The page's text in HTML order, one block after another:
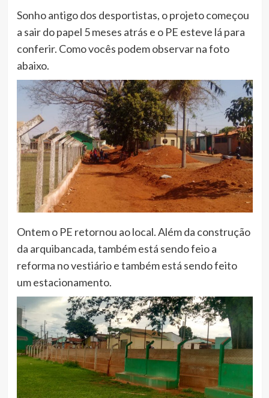
Sonho antigo dos desportistas, o projeto começou
a sair do papel 5 meses atrás e o PE esteve lá para
conferir. Como vocês podem observar na foto
abaixo.
Ontem o PE retornou ao local. Além da construção
da arquibancada, também está sendo feio a
reforma no vestiário e também está sendo feito
um estacionamento.